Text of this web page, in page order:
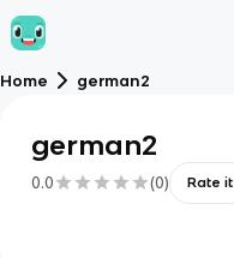
Home german2
german2
0.0 (0) Rate it